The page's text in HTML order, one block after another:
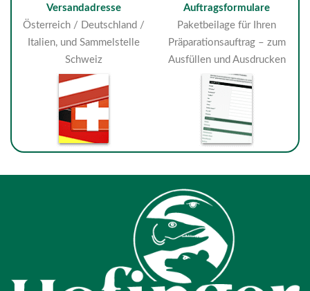
Versandadresse
Österreich / Deutschland /
Italien, und Sammelstelle
Schweiz
Auftragsformulare
Paketbeilage für Ihren
Präparationsauftrag – zum
Ausfüllen und Ausdrucken